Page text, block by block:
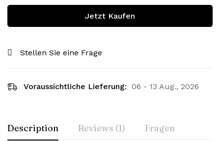
Jetzt Kaufen
Stellen Sie eine Frage
Voraussichtliche Lieferung: 06 - 13 Aug., 2026
Description Reviews (1) Fragen